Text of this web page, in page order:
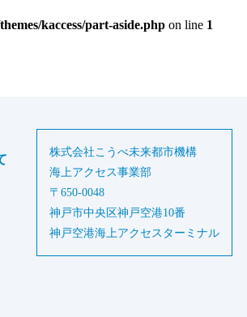
kaccess/part-aside.phpon line 1
株式会社こうべ未来都市機構
海上アクセス事業部
〒650-0048
神戸市中央区神戸空港10番
神戸空港海上アクセスターミナル